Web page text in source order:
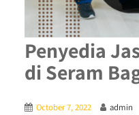
Penyedia
di Seram
October 7, 2022 admin